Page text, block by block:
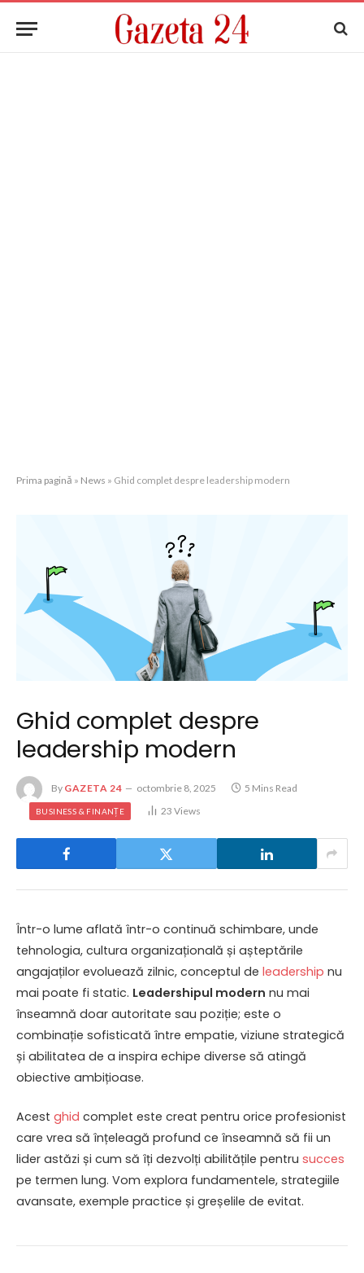
Prima pagină » News » Ghid complet despre leadership modern
Ghid complet despre
leadership modern
By GAZETA 24 octombrie 8, 2025 5 Mins Read
BUSINESS & FINANȚE 23Views
Într-o lume aflată într-o continuă schimbare, unde
tehnologia, cultura organizațională și așteptările
angajaților evoluează zilnic, conceptul de leadership nu
mai poate fi static. Leadershipul modern nu mai
înseamnă doar autoritate sau poziție; este o
combinație sofisticată între empatie, viziune strategică
și abilitatea de a inspira echipe diverse să atingă
obiective ambițioase.
Acest ghid complet este creat pentru orice profesionist
care vrea să înțeleagă profund ce înseamnă să fii un
lider astăzi și cum să îți dezvolți abilitățile pentru succes
pe termen lung. Vom explora fundamentele, strategiile
avansate, exemple practice și greșelile de evitat.